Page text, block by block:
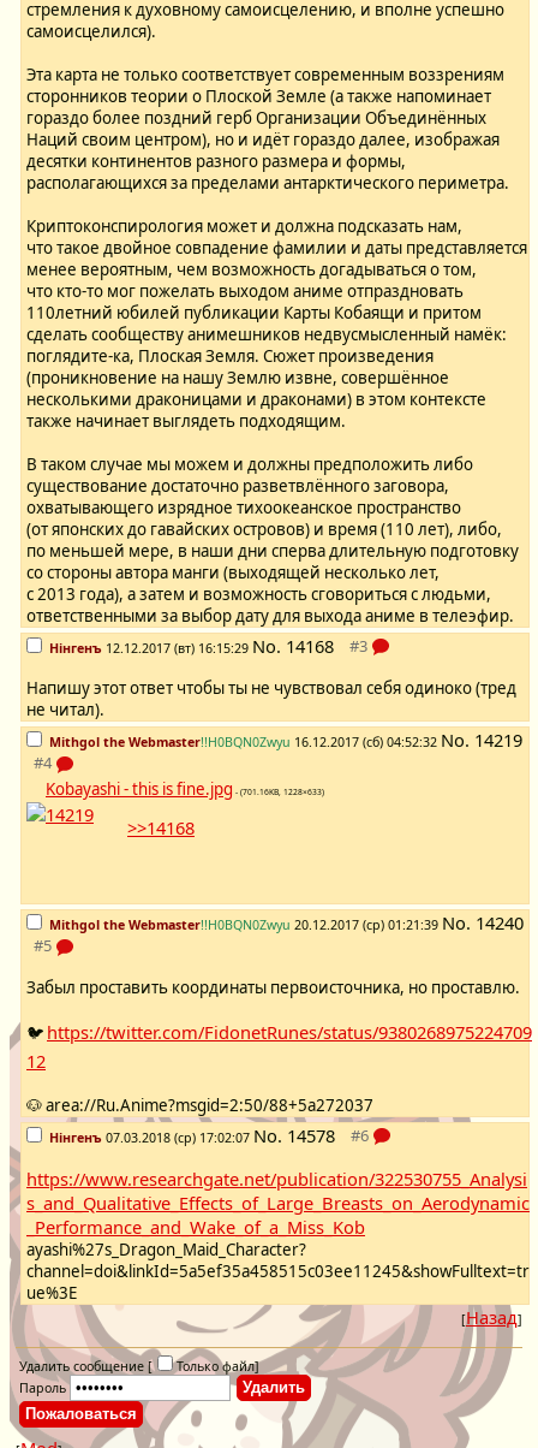
стремления к духовному самоисцелению, и вполне успешно
самоисцелился).
Эта карта не только соответствует современным воззрениям
сторонников теории о Плоской Земле (а также напоминает
гораздо более поздний герб Организации Объединённых
Наций своим центром), но и идёт гораздо далее, изображая
десятки континентов разного размера и формы,
располагающихся за пределами антарктического периметра.
Криптоконспирология может и должна подсказать нам,
что такое двойное совпадение фамилии и даты представляется
менее вероятным, чем возможность догадываться о том,
что кто-то мог пожелать выходом аниме отпраздновать
110летний юбилей публикации Карты Кобаящи и притом
сделать сообществу анимешников недвусмысленный намёк:
поглядите-ка, Плоская Земля. Сюжет произведения
(проникновение на нашу Землю извне, совершённое
несколькими драконицами и драконами) в этом контексте
также начинает выглядеть подходящим.
В таком случае мы можем и должны предположить либо
существование достаточно разветвлённого заговора,
охватывающего изрядное тихоокеанское пространство
(от японских до гавайских островов) и время (110 лет), либо,
по меньшей мере, в наши дни сперва длительную подготовку
со стороны автора манги (выходящей несколько лет,
с 2013 года), а затем и возможность сговориться с людьми,
ответственными за выбор дату для выхода аниме в телеэфир.
Нінгенъ 12.12.2017 (вт) 16:15:29 No. 14168
Напишу этот ответ чтобы ты не чувствовал себя одиноко (тред
не читал).
Mithgol the Webmaster!!H0BQN0Zwyu 16.12.2017 (сб) 04:52:32 No. 14219
Kobayashi - this is fine.jpg - (701.16KB, 1228×633)
>>14168
Mithgol the Webmaster!!H0BQN0Zwyu 20.12.2017 (ср) 01:21:39 No. 14240
Забыл проставить координаты первоисточника, но проставлю.
🐦 https://twitter.com/FidonetRunes/status/9380268975224709
12
🐶 area://Ru.Anime?msgid=2:50/88+5a272037
Нінгенъ 07.03.2018 (ср) 17:02:07 No. 14578
https://www.researchgate.net/publication/322530755_Analysi
s_and_Qualitative_Effects_of_Large_Breasts_on_Aerodynamic
_Performance_and_Wake_of_a_Miss_Kob
ayashi%27s_Dragon_Maid_Character?
channel=doi&linkId=5a5ef35a458515c03ee11245&showFulltext=tr
ue%3E
[Назад]
Удалить сообщение [ Только файл]
Пароль